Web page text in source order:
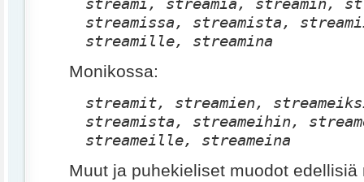
streami, streamia, streamin,
streamissa, streamista,
streamille, streamina
Monikossa:
streamit, streamien,
streamista, streameihin,
streameille, streameina
Muut ja puhekieliset muodot edellisiä